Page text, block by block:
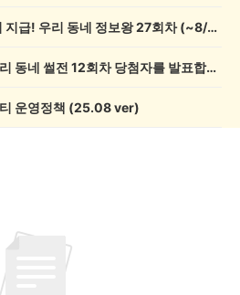
💸 전원 2,000캐시 지급! 우리 동네 정보왕 27회차 (~8/10)
💰[당첨자 발표] 우리 동네 썰전 12회차 당첨자를 발표합니다!
운영정책 (25.08 ver)